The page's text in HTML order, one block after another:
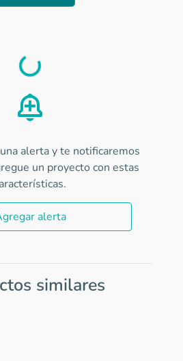
Load
alerta y te notificaremos
un proyecto con estas
alerta
similares